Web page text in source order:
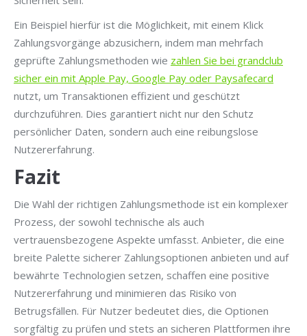
Ein Beispiel hierfür ist die Möglichkeit, mit einem Klick
Zahlungsvorgänge abzusichern, indem man mehrfach
geprüfte Zahlungsmethoden wie zahlen Sie bei grandclub
sicher ein mit Apple Pay, Google Pay oder Paysafecard
nutzt, um Transaktionen effizient und geschützt
durchzuführen. Dies garantiert nicht nur den Schutz
persönlicher Daten, sondern auch eine reibungslose
Nutzererfahrung.
Fazit
Die Wahl der richtigen Zahlungsmethode ist ein komplexer
Prozess, der sowohl technische als auch
vertrauensbezogene Aspekte umfasst. Anbieter, die eine
breite Palette sicherer Zahlungsoptionen anbieten und auf
bewährte Technologien setzen, schaffen eine positive
Nutzererfahrung und minimieren das Risiko von
Betrugsfällen. Für Nutzer bedeutet dies, die Optionen
sorgfältig zu prüfen und stets an sicheren Plattformen ihre